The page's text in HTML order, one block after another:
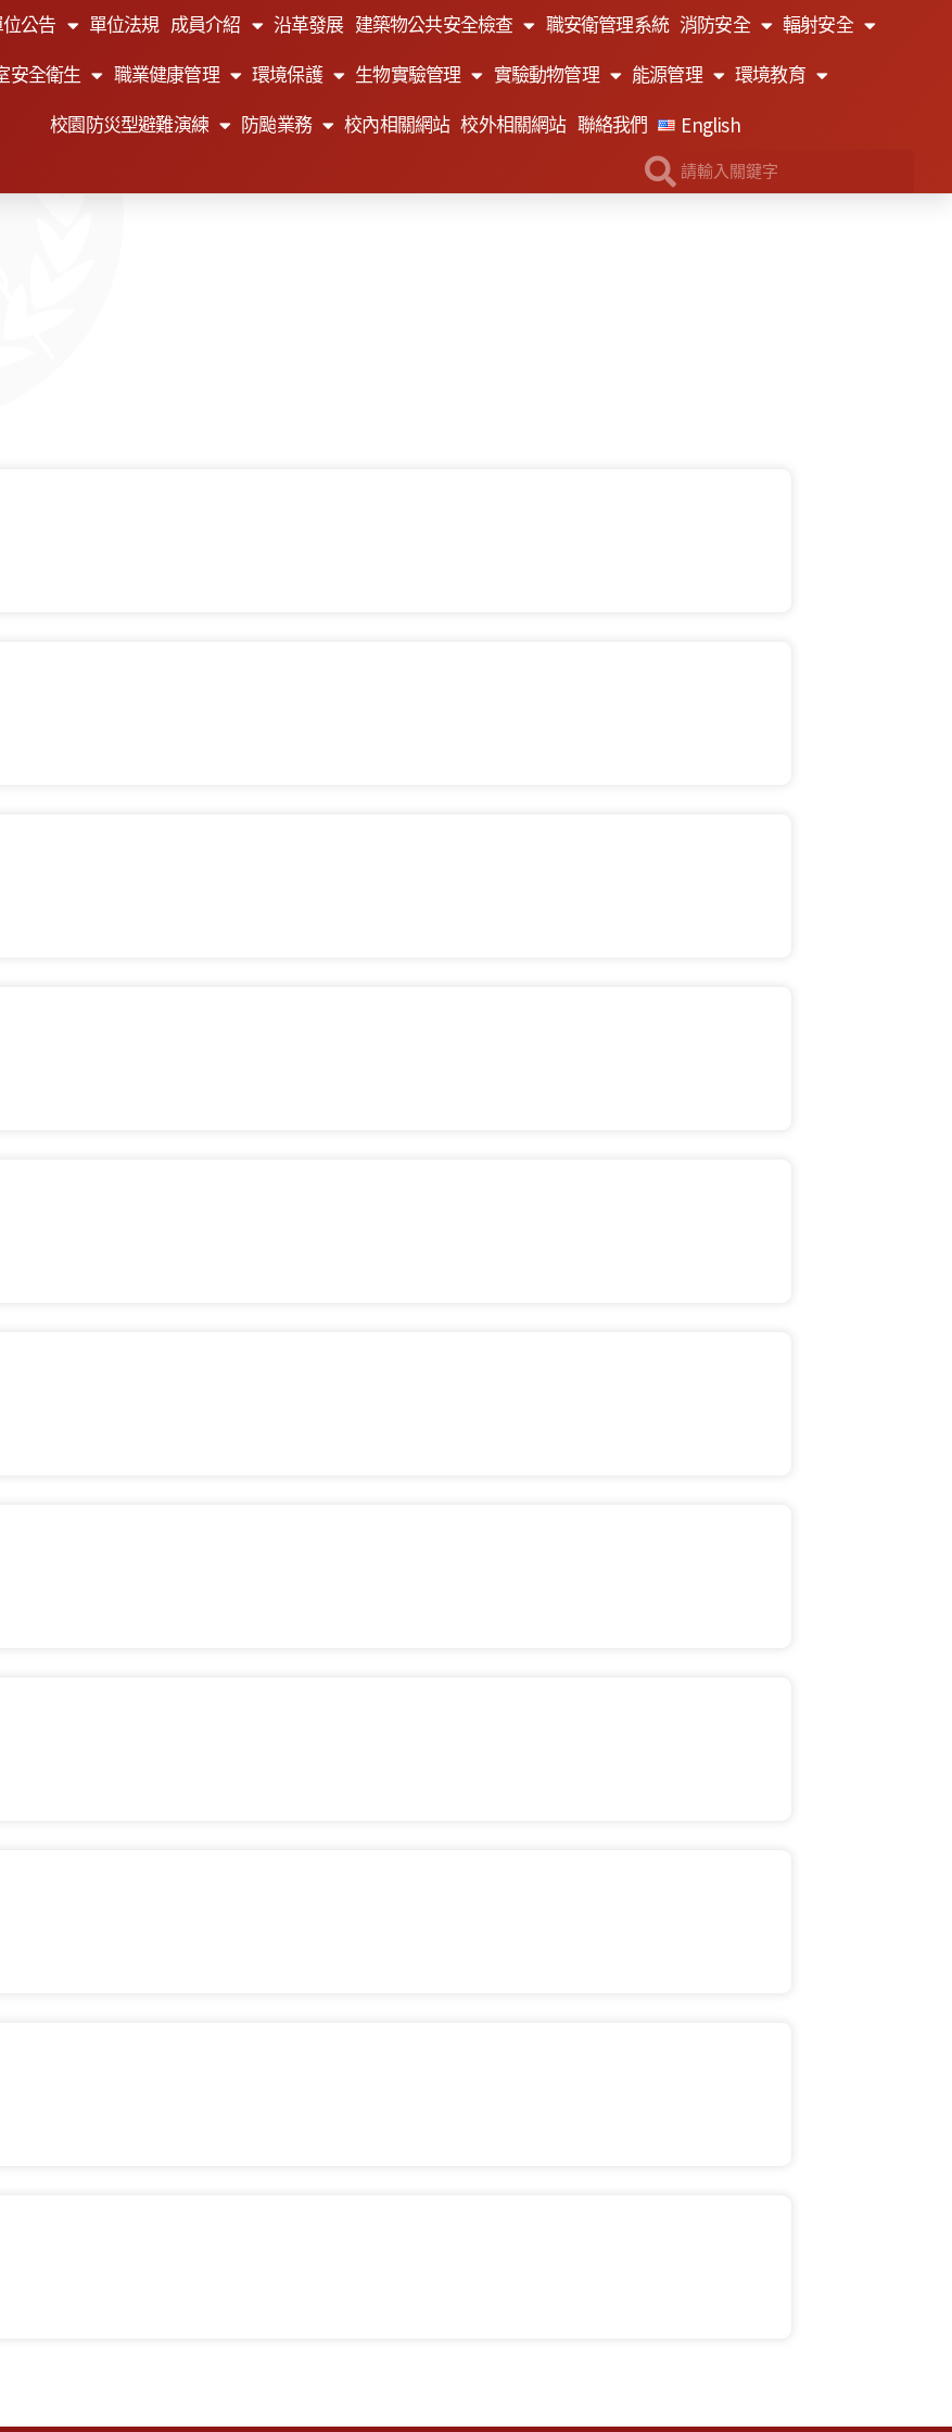
公告 單位法規 成員介紹 沿革發展 建築物公共安全檢查 職安衛管理系統 消防安全 輻射安全
安全衛生 職業健康管理 環境保護 生物實驗管理 實驗動物管理 能源管理 環境教育
校園防災型避難演練 防颱業務 校內相關網站 校外相關網站 聯絡我們 English